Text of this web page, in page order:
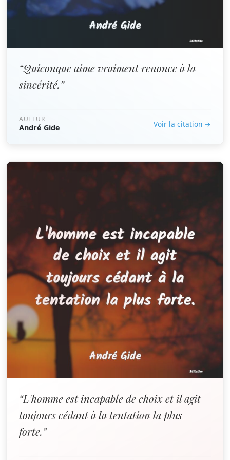
“Quiconque aime vraiment renonce à la
sincérité.”
AUTEUR
André Gide Voir la citation →
“L'homme est incapable de choix et il agit
toujours cédant à la tentation la plus
forte.”